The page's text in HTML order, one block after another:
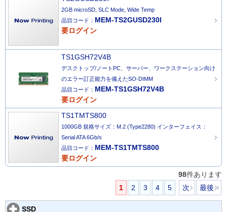
2GB microSD, SLC Mode, Wide Temp
品目コード： MEM-TS2GUSD230I
要ログイン
TS1GSH72V4B
デスクトップ/ノートPC、サーバー、ワークステーション向け
のエラー訂正能力を備えたSO-DIMM
品目コード： MEM-TS1GSH72V4B
要ログイン
TS1TMTS800
1000GB 規格サイズ：M.2 (Type2280) インターフェイス：
Serial ATA 6Gb/s
品目コード： MEM-TS1TMTS800
要ログイン
98件あります
1
2 3 4 5 次 最後
SSD